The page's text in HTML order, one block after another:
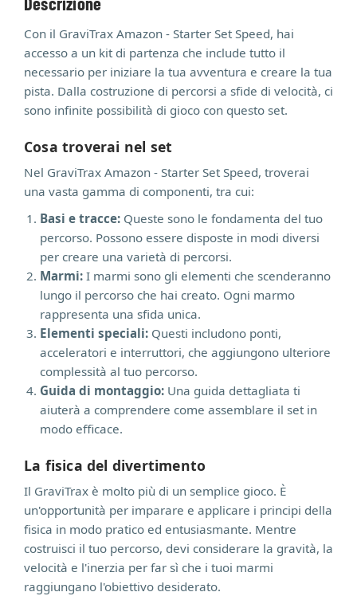
Con il GraviTrax Amazon - Starter Set Speed, hai
accesso a un kit di partenza che include tutto il
necessario per iniziare la tua avventura e creare la tua
pista. Dalla costruzione di percorsi a sfide di velocità, ci
sono infinite possibilità di gioco con questo set.
Cosa troverai nel set
Nel GraviTrax Amazon - Starter Set Speed, troverai
una vasta gamma di componenti, tra cui:
Basi e tracce: Queste sono le fondamenta del tuo
percorso. Possono essere disposte in modi diversi
per creare una varietà di percorsi.
Marmi: I marmi sono gli elementi che scenderanno
lungo il percorso che hai creato. Ogni marmo
rappresenta una sfida unica.
Elementi speciali: Questi includono ponti,
acceleratori e interruttori, che aggiungono ulteriore
complessità al tuo percorso.
Guida di montaggio: Una guida dettagliata ti
aiuterà a comprendere come assemblare il set in
modo efficace.
La fisica del divertimento
Il GraviTrax è molto più di un semplice gioco. È
un'opportunità per imparare e applicare i principi della
fisica in modo pratico ed entusiasmante. Mentre
costruisci il tuo percorso, devi considerare la gravità, la
velocità e l'inerzia per far sì che i tuoi marmi
raggiungano l'obiettivo desiderato.